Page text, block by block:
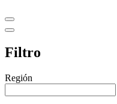
Filtro
Región